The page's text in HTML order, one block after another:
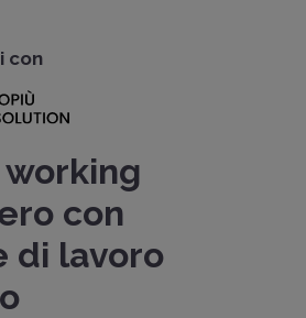
con
con
di lavoro